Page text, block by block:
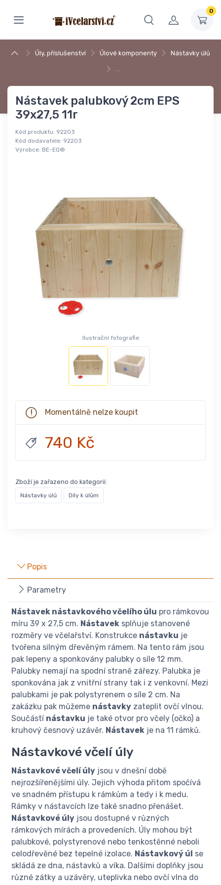
0
Úly, příslušenství Úlové komponenty Nástavky úlů
…
Nástavek palubkový 2cm EPS
39x27,5 11r
Kód produktu: 92203
Kód dodavatele: 92203
Výrobce: BE-EQ®
Ilustrační fotografie
Momentálně nelze koupit
740 Kč
Zboží je zařazeno do kategorií:
Nástavky úlů Díly k úlům
Popis
Parametry
Nástavek nástavkového včelího úlu pro rámkovou
míru 39 x 27,5 cm. Nástavek splňuje stanovené
rozměry ve včelařství. Konstrukce nástavku je
tvořena silným dřevěným rámem. Na tento rám jsou
pak lepeny a sponkovány palubky o síle 12 mm.
Palubky nemají na spodní straně zářezy. Palubka je
sponkována jak z vnitřní strany tak i z venkovní. Mezi
palubkami je pak polystyrenem o síle 2 cm. Na
zakázku pak můžeme nástavky zateplit ovčí vlnou.
Součástí nástavku je také otvor pro včely (očko) a
kruhový česnový uzávěr. Nástavek je na 11 rámků.
Nástavkové včelí úly
Nástavkové včelí úly jsou v dnešní době
nejrozšířenějšími úly. Jejich výhoda přitom spočívá
ve snadném přístupu k rámkům a tedy i k medu.
Rámky v nástavcích lze také snadno přenášet.
Nástavkové úly jsou dostupné v různých
rámkových mírách a provedeních. Úly mohou být
palubkové, polystyrenové nebo tenkostěnné neboli
celodřevěné bez tepelné izolace. Nástavkový úl se
skládá ze dna, nástavků a víka. Dalšími doplňky jsou
různé zátky a uzávěry, uteplivka nebo ovčí vlna do